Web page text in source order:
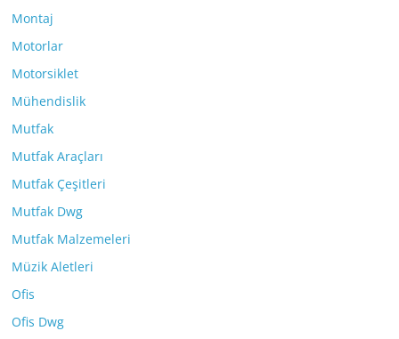
Montaj
Motorlar
Motorsiklet
Mühendislik
Mutfak
Mutfak Araçları
Mutfak Çeşitleri
Mutfak Dwg
Mutfak Malzemeleri
Müzik Aletleri
Ofis
Ofis Dwg